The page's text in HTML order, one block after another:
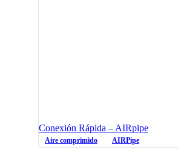
Conexión Rápida – AIRpipe
Aire comprimido AIRPipe